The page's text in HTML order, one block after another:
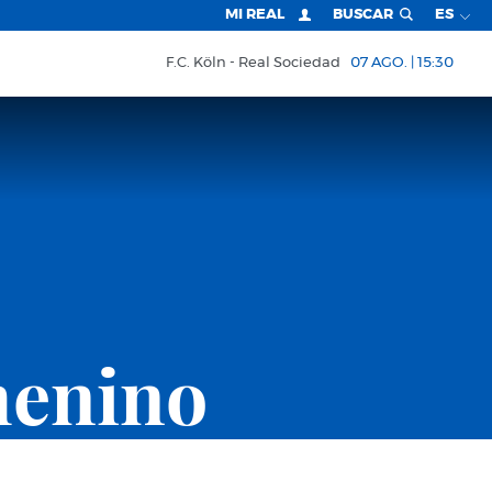
MI REAL BUSCAR ES
F.C. Köln Real Sociedad 07 AGO. | 15:30